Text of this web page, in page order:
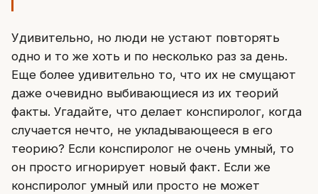
Удивительно, но люди не устают повторять
одно и то же хоть и по несколько раз за день.
Еще более удивительно то, что их не смущают
даже очевидно выбивающиеся из их теорий
факты. Угадайте, что делает конспиролог, когда
случается нечто, не укладывающееся в его
теорию? Если конспиролог не очень умный, то
он просто игнорирует новый факт. Если же
конспиролог умный или просто не может